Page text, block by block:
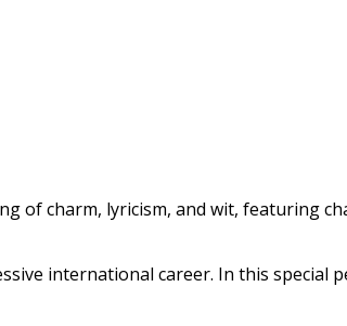
of charm, lyricism, and wit, featuring
international career. In this special